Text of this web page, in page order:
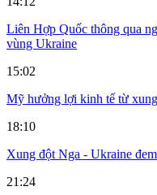
Liên Hợp Quốc thông qua
vùng Ukraine
15:02
Mỹ hưởng lợi kinh tế từ
18:10
Xung đột Nga - Ukraine
21:24